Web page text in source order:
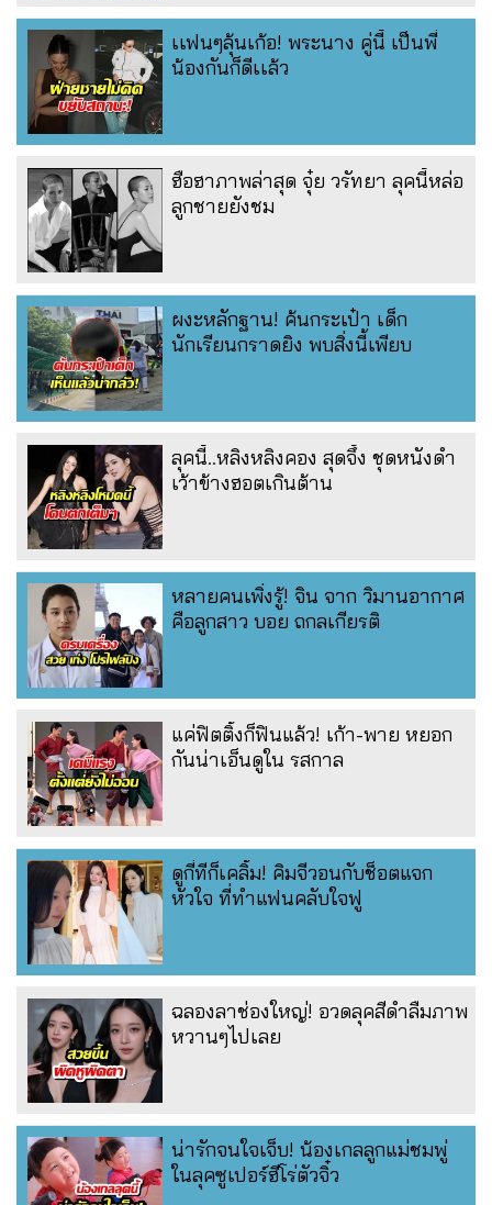
เเฟนๆลุ้นเก้อ! พระนาง คู่นี้ เป็นพี่
น้องกันก็ดีเเล้ว
ฮือฮาภาพล่าสุด จุ๋ย วรัทยา ลุคนี้หล่อ
ลูกชายยังชม
ผงะหลักฐาน! ค้นกระเป๋า เด็ก
นักเรียนกราดยิง พบสิ่งนี้เพียบ
ลุคนี้..หลิงหลิงคอง สุดจึ้ง ชุดหนังดำ
เว้าข้างฮอตเกินต้าน
หลายคนเพิ่งรู้! จิน จาก วิมานอากาศ
คือลูกสาว บอย ถกลเกียรติ
แค่ฟิตติ้งก็ฟินแล้ว! เก้า-พาย หยอก
กันน่าเอ็นดูใน รสกาล
ดูกี่ทีก็เคลิ้ม! คิมจีวอนกับช็อตแจก
หัวใจ ที่ทำแฟนคลับใจฟู
ฉลองลาช่องใหญ่! อวดลุคสีดำลืมภาพ
หวานๆไปเลย
น่ารักจนใจเจ็บ! น้องเกลลูกแม่ชมพู่
ในลุคซูเปอร์ฮีโร่ตัวจิ๋ว